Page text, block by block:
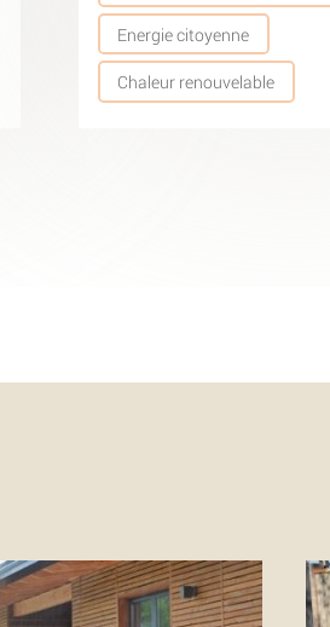
Energie citoyenne
Chaleur renouvelable